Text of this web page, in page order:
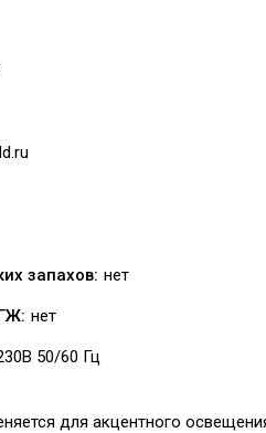
запахов: нет
нет
50/60 Гц
для акцентного